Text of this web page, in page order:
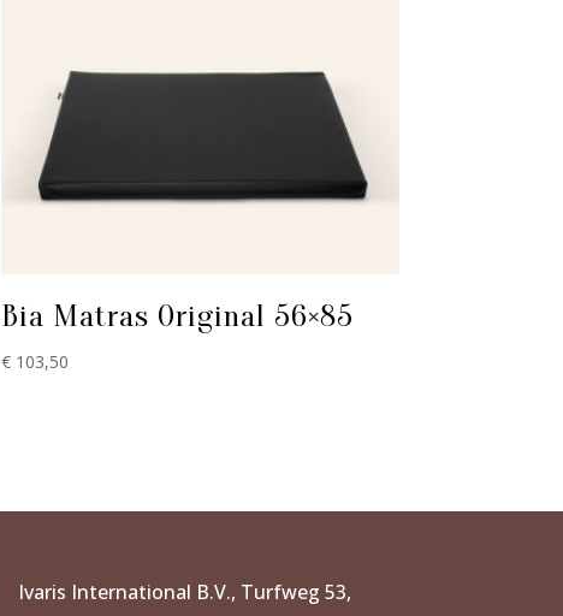
Bia Matras Original 56×85
€ 103,50
Ivaris International B.V., Turfweg 53,